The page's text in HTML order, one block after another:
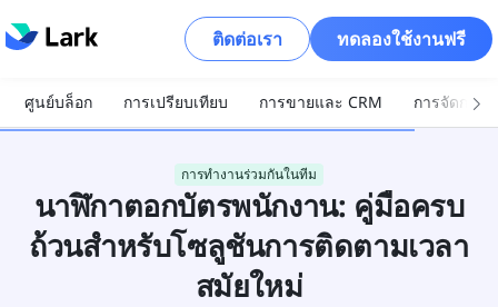
ติดต่อเรา ทดลองใช้งานฟรี
ศูนย์บล็อก การเปรียบเทียบ การขายและ CRM การจัดการ
การทำงานร่วมกันในทีม
นาฬิกาตอกบัตรพนักงาน: คู่มือครบ
ถ้วนสำหรับโซลูชันการติดตามเวลา
สมัยใหม่